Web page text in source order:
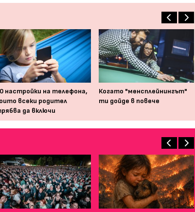
настройки на телефона,
всеки родител
да включи
Когато "менсплейнингът"
ти дойде в повече